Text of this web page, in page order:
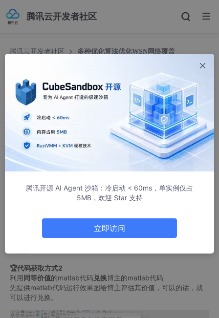
腾讯云开发者社区
腾讯云开发者社区 多种优化算法优化WSN网络覆盖
多种优化算法优化WSN网络覆盖
weixin_51362119
338人浏览 · 2025-01-09 12:24:10
采用多种优化算法对无线传感器网络（WSN）的覆盖范围进行优
化。通过融合遗传算法、粒子群优化算法、蚁群算法等多种先进优
化技术，系统能够智能配置传感器节点的位置与数量，最大化网络
覆盖率，同时有效降低能耗与部署成本。多算法协同工作，增强了
全局搜索能力与收敛速度，避免陷入局部最优解，从而显著提升W
SN在复杂环境中的性能表现。该优化方案适用于环境监测、智慧
城市建设、农业物联网等多种应用场景，为用户提供高效、可靠的
无线网络覆盖解决方案，助力各类物联网项目实现最佳覆盖效果与
🏆代码获取方式1：
🏆代码获取方式2
利用同等价值的matlab代码兑换博主的matlab代码
先提供matlab代码运行效果图给博主评估其价值，可以的话，就
可以进行兑换。
腾讯开源 AI Agent 沙箱：冷启动 < 60ms，单实例仅占
5MB，欢迎 Star 支持
立即访问